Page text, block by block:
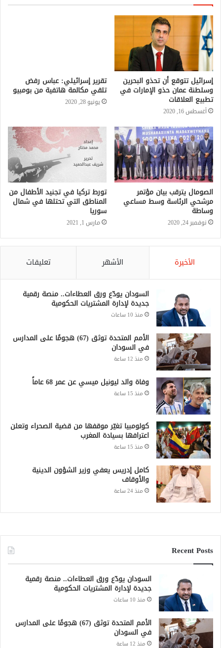
إسرائيل تتوقع أن تحذو البحرين
وسلطنة عمان حذو الإمارات في
تطبيع العلاقات
أغسطس 16, 2020
الصومال يترقب بيان مؤتمر
مرشحي الرئاسة وسط مساعي
وساطة
نوفمبر 24, 2020
‎تورط تركيا في تجنيد الأطفال من
المناطق التي تحتلها في شمال
سوريا
مارس 1, 2021
الأخيرة الأشهر تعليقات
السودان يودّع ورق العطاءات.. منصة رقمية
جديدة لإدارة المشتريات الحكومية
منذ 10 ساعات
الأمم المتحدة توثق (67) هجومًا على المدارس
في السودان
منذ 12 ساعة
وفاة والد ليونيل ميسي عن عمر 68 عاماً
منذ 15 ساعة
كولومبيا تغيّر موقفها من قضية الصحراء وتعلن
اعترافها بسيادة المغرب
منذ 15 ساعة
كامل إدريس يعفي وزير الشؤون الدينية
والأوقاف
منذ 24 ساعة
Recent Posts
السودان يودّع ورق العطاءات.. منصة رقمية
جديدة لإدارة المشتريات الحكومية
منذ 10 ساعات
الأمم المتحدة توثق (67) هجومًا على المدارس
في السودان
منذ 12 ساعة